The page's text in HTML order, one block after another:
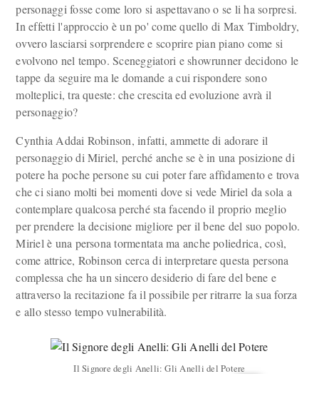
personaggi fosse come loro si aspettavano o se li ha sorpresi.
In effetti l'approccio è un po' come quello di Max Timboldry,
ovvero lasciarsi sorprendere e scoprire pian piano come si
evolvono nel tempo. Sceneggiatori e showrunner decidono le
tappe da seguire ma le domande a cui rispondere sono
molteplici, tra queste: che crescita ed evoluzione avrà il
personaggio?
Cynthia Addai Robinson, infatti, ammette di adorare il
personaggio di Miriel, perché anche se è in una posizione di
potere ha poche persone su cui poter fare affidamento e trova
che ci siano molti bei momenti dove si vede Miriel da sola a
contemplare qualcosa perché sta facendo il proprio meglio
per prendere la decisione migliore per il bene del suo popolo.
Miriel è una persona tormentata ma anche poliedrica, così,
come attrice, Robinson cerca di interpretare questa persona
complessa che ha un sincero desiderio di fare del bene e
attraverso la recitazione fa il possibile per ritrarre la sua forza
e allo stesso tempo vulnerabilità.
Il Signore degli Anelli: Gli Anelli del Potere